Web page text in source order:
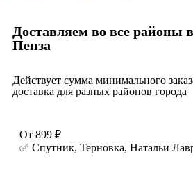
Доставляем во все районы в
Пенза
Действует сумма минимального
доставка для разных районов города
От 899 ₽
✅ Спутник, Терновка, Натальи